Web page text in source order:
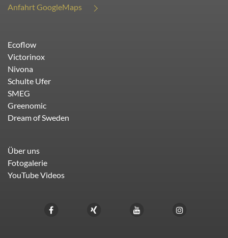
Anfahrt GoogleMaps
Ecoflow
Victorinox
Nivona
Schulte Ufer
SMEG
Greenomic
Dream of Sweden
Über uns
Fotogalerie
YouTube Videos